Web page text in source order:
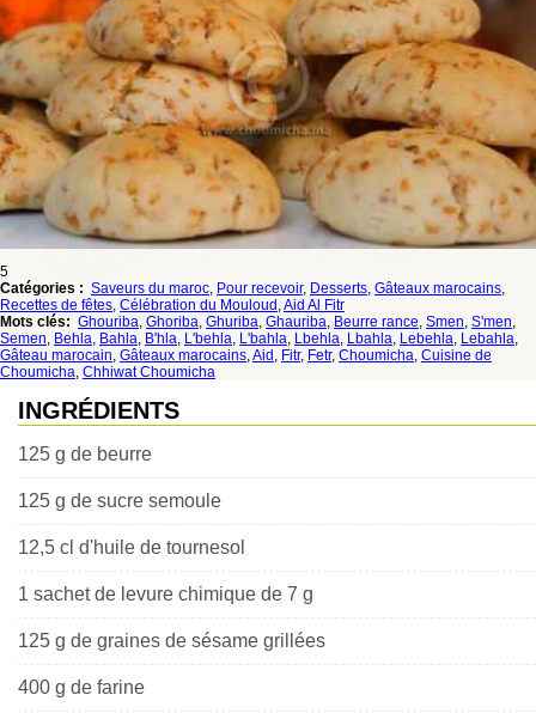
5
Catégories : Saveurs du maroc, Pour recevoir, Desserts, Gâteaux marocains,
Recettes de fêtes, Célébration du Mouloud ,Aid Al Fitr
Mots clés: Ghouriba, Ghoriba, Ghuriba, Ghauriba, Beurre rance, Smen, S'men,
Semen, Behla, Bahla, B'hla, L'behla, L'bahla, Lbehla, Lbahla, Lebehla, Lebahla,
Gâteau marocain, Gâteaux marocains,Aid , Fitr, Fetr, Choumicha, Cuisine de
Choumicha, Chhiwat Choumicha
INGRÉDIENTS
125 g de beurre
125 g de sucre semoule
12,5 cl d'huile de tournesol
1 sachet de levure chimique de 7 g
125 g de graines de sésame grillées
400 g de farine